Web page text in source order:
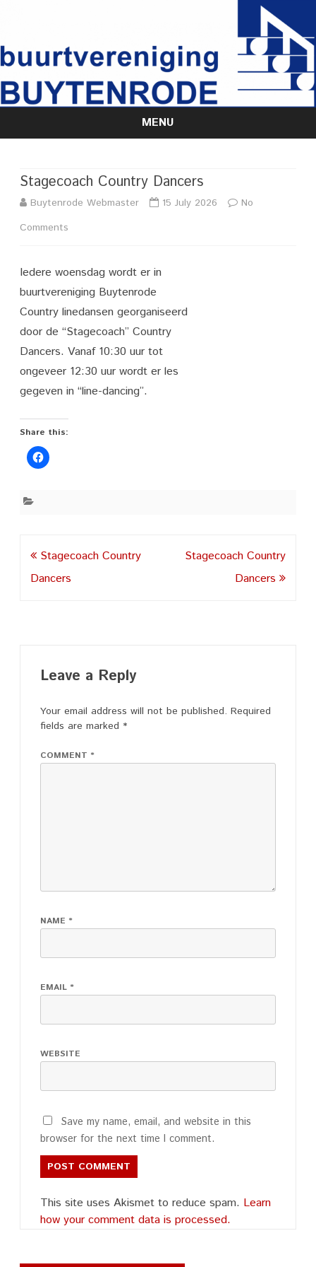
MENU
Skip
Stagecoach Country Dancers
Buytenrode Webmaster 15 July 2026
No
Comments
Country
Dancers
Iedere woensdag wordt er in
buurtvereniging Buytenrode
Country linedansen georganiseerd
door de “Stagecoach” Country
Dancers. Vanaf 10:30 uur tot
ongeveer 12:30 uur wordt er les
gegeven in “line-dancing”.
Share this:
Post
navigation
Stagecoach Country
Dancers
Stagecoach Country
Dancers
Leave a Reply
Your email address will not be published. Required
fields are marked *
COMMENT *
NAME *
EMAIL *
WEBSITE
Save my name, email, and website in this
browser for the next time I comment.
This site uses Akismet to reduce spam. Learn
how your comment data is processed.